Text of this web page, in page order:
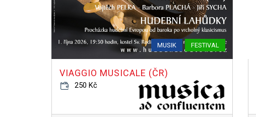
MUSIK FESTIVAL
VIAGGIO MUSICALE (ČR)
250 Kč